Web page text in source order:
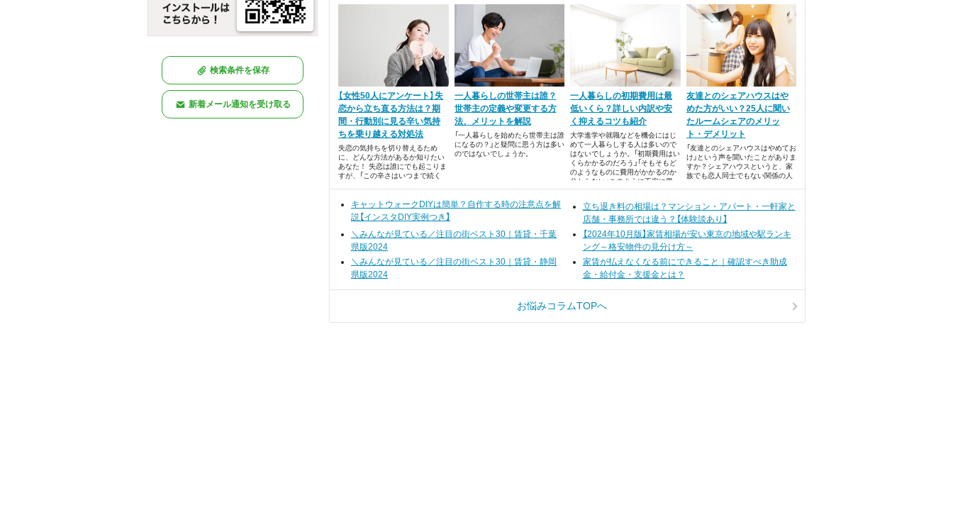
検索条件を保存
新着メール通知を受け取る
【女性50人にアンケート】失
恋から立ち直る方法は？期
間・行動別に見る辛い気持
ちを乗り越える対処法
失恋の気持ちを切り替えるため
に、どんな方法があるか知りたい
あなた！ 失恋は誰にでも起こりま
すが、「この辛さはいつまで続く
トに基づき、失恋から立ち直るま
でにかかる平均期間や、立ち直る
ために効果的だった行動をランキ
ング形式でご紹介。引越しを含め
た、あなたに合った最適な乗り越
え方を見つけましょう。
一人暮らしの世帯主は誰？
世帯主の定義や変更する方
法、メリットを解説
「一人暮らしを始めたら世帯主は誰
になるの？」と疑問に思う方は多い
のではないでしょうか。
一人暮らしの初期費用は最
低いくら？詳しい内訳や安
く抑えるコツも紹介
大学進学や就職などを機会にはじ
めて一人暮らしする人は多いので
はないでしょうか。「初期費用はい
くらかかるのだろう」「そもそもど
のようなものに費用がかかるのか
分からない」このように不安に思っ
ている人はいませんか？
友達とのシェアハウスはや
めた方がいい？25人に聞い
たルームシェアのメリッ
ト・デメリット
「友達とのシェアハウスはやめてお
け」という声を聞いたことがありま
すか？シェアハウスというと、家
族でも恋人同士でもない関係の人
賃貸物件を借りてのルームシェア
も人気ですよね、 「にぎやかで楽
しそう」「家賃や光熱費の負担が少
ない」といったメリットに目が奪わ
れがちですが、実際のところデメ
リットはないのでしょうか？ 今回
はルームシェアのメリット・デメ
リットについて、実際にルームシ
キャットウォークDIYは簡単？自作する時の注意点を解
説【インスタDIY実例つき】
立ち退き料の相場は？マンション・アパート・一軒家と
店舗・事務所では違う？【体験談あり】
＼みんなが見ている／注目の街ベスト30｜賃貸・千葉
県版2024
【2024年10月版】家賃相場が安い東京の地域や駅ランキ
ング～格安物件の見分け方～
＼みんなが見ている／注目の街ベスト30｜賃貸・静岡
県版2024
家賃が払えなくなる前にできること｜確認すべき助成
金・給付金・支援金とは？
お悩みコラムTOPへ